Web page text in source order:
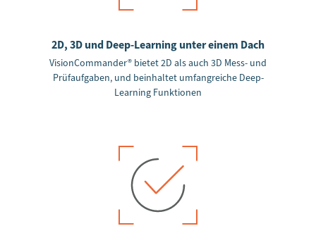
2D, 3D und Deep-Learning unter einem Dach
VisionCommander® bietet 2D als auch 3D Mess- und
Prüfaufgaben, und beinhaltet umfangreiche Deep-
Learning Funktionen